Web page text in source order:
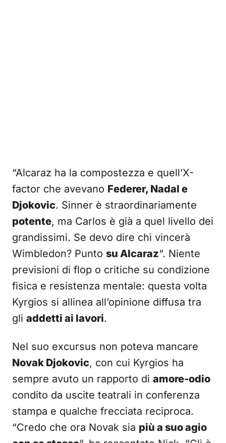
“Alcaraz ha la compostezza e quell’X-
factor che avevano Federer, Nadal e
Djokovic. Sinner è straordinariamente
potente, ma Carlos è già a quel livello dei
grandissimi. Se devo dire chi vincerà
Wimbledon? Punto su Alcaraz“. Niente
previsioni di flop o critiche su condizione
fisica e resistenza mentale: questa volta
Kyrgios si allinea all’opinione diffusa tra
gli addetti ai lavori.
Nel suo excursus non poteva mancare
Novak Djokovic, con cui Kyrgios ha
sempre avuto un rapporto di amore-odio
condito da uscite teatrali in conferenza
stampa e qualche frecciata reciproca.
“Credo che ora Novak sia più a suo agio